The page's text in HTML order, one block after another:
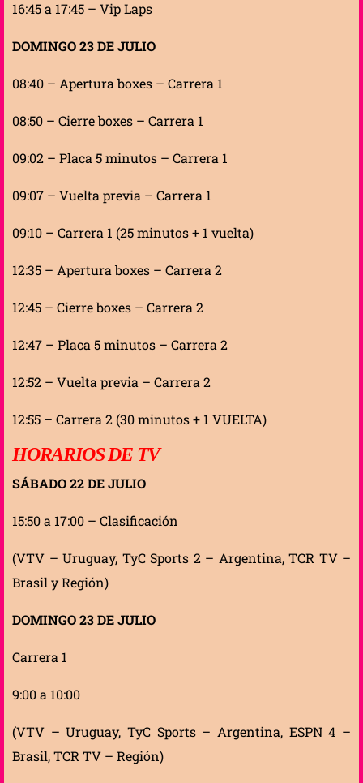
16:45 a 17:45 – Vip Laps
DOMINGO 23 DE JULIO
08:40 – Apertura boxes – Carrera 1
08:50 – Cierre boxes – Carrera 1
09:02 – Placa 5 minutos – Carrera 1
09:07 – Vuelta previa – Carrera 1
09:10 – Carrera 1 (25 minutos + 1 vuelta)
12:35 – Apertura boxes – Carrera 2
12:45 – Cierre boxes – Carrera 2
12:47 – Placa 5 minutos – Carrera 2
12:52 – Vuelta previa – Carrera 2
12:55 – Carrera 2 (30 minutos + 1 VUELTA)
HORARIOS DE TV
SÁBADO 22 DE JULIO
15:50 a 17:00 – Clasificación
(VTV – Uruguay, TyC Sports 2 – Argentina, TCR TV –
Brasil y Región)
DOMINGO 23 DE JULIO
Carrera 1
9:00 a 10:00
(VTV – Uruguay, TyC Sports – Argentina, ESPN 4 –
Brasil, TCR TV – Región)